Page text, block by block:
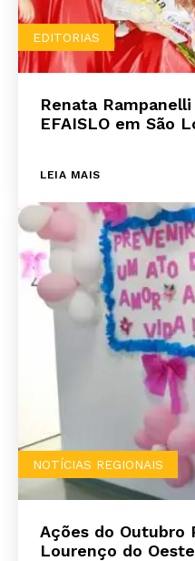
EDITORIAS
Renata
EFAISLO em São
LEIA MAIS
NOTÍCIAS REGIONAIS
Ações do Outubro
Lourenço do Oeste